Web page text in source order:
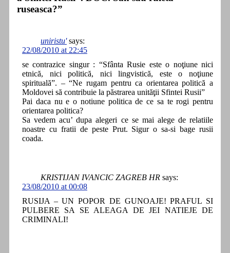
ruseasca?”
uniristu' says:
22/08/2010 at 22:45
se contrazice singur : “Sfânta Rusie este o noţiune nici
etnică, nici politică, nici lingvistică, este o noţiune
spirituală”. – “Ne rugam pentru ca orientarea politică a
Moldovei să contribuie la păstrarea unităţii Sfintei Rusii”
Pai daca nu e o notiune politica de ce sa te rogi pentru
orientarea politica?
Sa vedem acu’ dupa alegeri ce se mai alege de relatiile
noastre cu fratii de peste Prut. Sigur o sa-si bage rusii
coada.
KRISTIJAN IVANCIC ZAGREB HR says:
23/08/2010 at 00:08
RUSIJA – UN POPOR DE GUNOAJE! PRAFUL SI
PULBERE SA SE ALEAGA DE JEI NATIEJE DE
CRIMINALI!